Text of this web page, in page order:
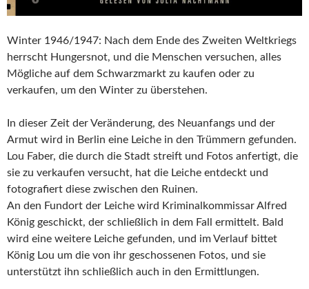
Winter 1946/1947: Nach dem Ende des Zweiten Weltkriegs
herrscht Hungersnot, und die Menschen versuchen, alles
Mögliche auf dem Schwarzmarkt zu kaufen oder zu
verkaufen, um den Winter zu überstehen.
In dieser Zeit der Veränderung, des Neuanfangs und der
Armut wird in Berlin eine Leiche in den Trümmern gefunden.
Lou Faber, die durch die Stadt streift und Fotos anfertigt, die
sie zu verkaufen versucht, hat die Leiche entdeckt und
fotografiert diese zwischen den Ruinen.
An den Fundort der Leiche wird Kriminalkommissar Alfred
König geschickt, der schließlich in dem Fall ermittelt. Bald
wird eine weitere Leiche gefunden, und im Verlauf bittet
König Lou um die von ihr geschossenen Fotos, und sie
unterstützt ihn schließlich auch in den Ermittlungen.